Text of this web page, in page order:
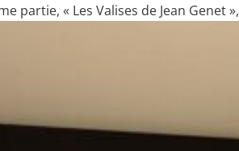
partie, « Les Valises de Jean